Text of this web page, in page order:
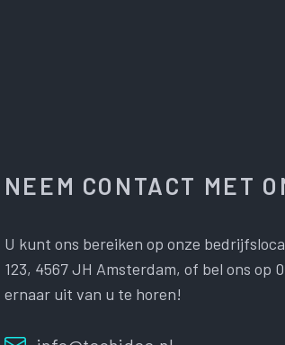
NEEM CONTACT MET
U kunt ons bereiken op onze
123, 4567 JH Amsterdam, of bel ons op
ernaar uit van u te horen!